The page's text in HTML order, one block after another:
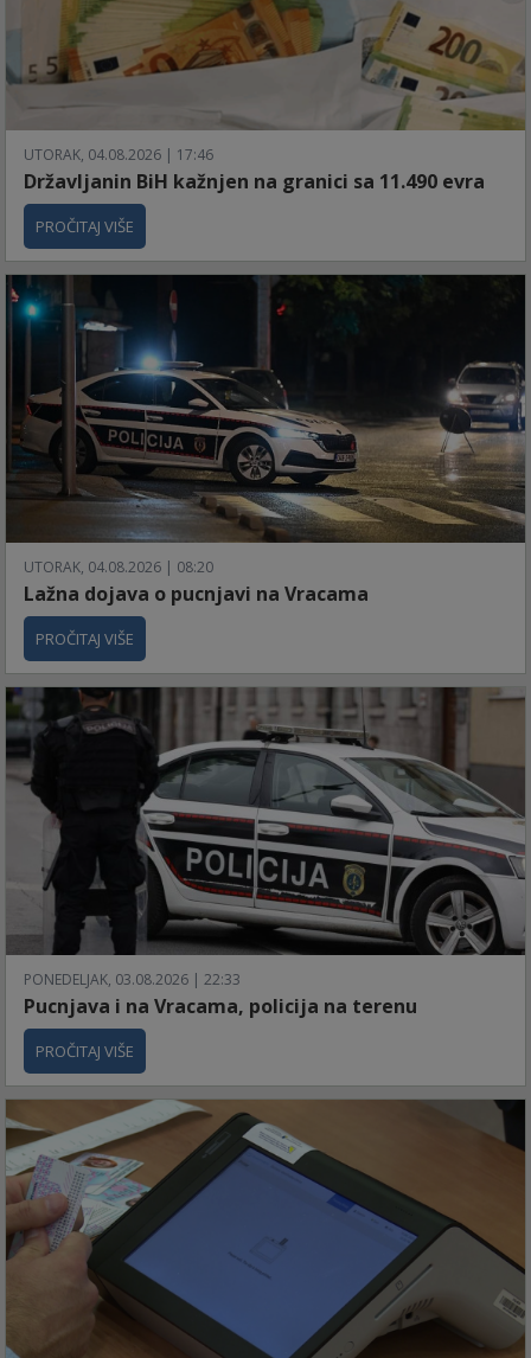
UTORAK, 04.08.2026 | 17:46
Državljanin BiH kažnjen na granici sa 11.490 evra
PROČITAJ VIŠE
UTORAK, 04.08.2026 | 08:20
Lažna dojava o pucnjavi na Vracama
PROČITAJ VIŠE
PONEDELJAK, 03.08.2026 | 22:33
Pucnjava i na Vracama, policija na terenu
PROČITAJ VIŠE